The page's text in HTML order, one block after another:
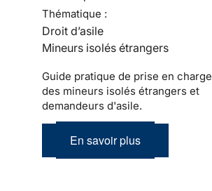
Thématique :
Droit d’asile
Mineurs isolés étrangers
Guide pratique de prise en charge
des mineurs isolés étrangers et
demandeurs d'asile.
En savoir plus